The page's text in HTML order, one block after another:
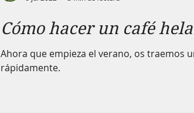
Cómo hacer un café
Ahora que empieza el verano, os traemos
rápidamente.